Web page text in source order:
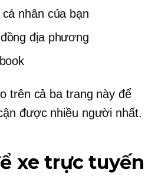
nhân của bạn
địa phương
trên cả ba trang này để
được nhiều người nhất.
xe trực tuyến